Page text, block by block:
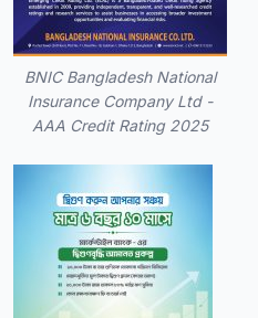
BNIC Bangladesh National
Insurance Company Ltd -
AAA Credit Rating 2025